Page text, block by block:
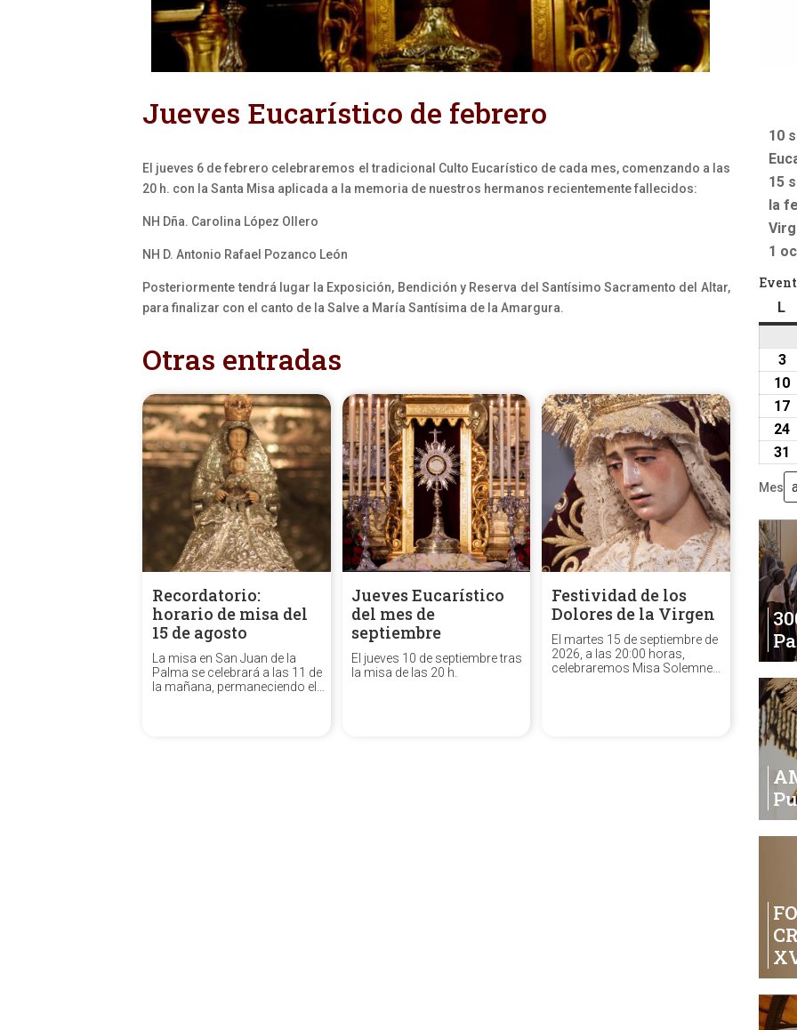
Jueves Eucarístico de febrero
El jueves 6 de febrero celebraremos el tradicional Culto Eucarístico de cada mes, comenzando a las
20 h. con la Santa Misa aplicada a la memoria de nuestros hermanos recientemente fallecidos:
NH Dña. Carolina López Ollero
NH D. Antonio Rafael Pozanco León
Posteriormente tendrá lugar la Exposición, Bendición y Reserva del Santísimo Sacramento del Altar,
para finalizar con el canto de la Salve a María Santísima de la Amargura.
Otras entradas
Recordatorio:
horario de misa del
15 de agosto
La misa en San Juan de la
Palma se celebrará a las 11 de
la mañana, permaneciendo el
Jueves Eucarístico
del mes de
septiembre
El jueves 10 de septiembre tras
la misa de las 20 h.
Festividad de los
Dolores de la Virgen
El martes 15 de septiembre de
2026, a las 20:00 horas,
celebraremos Misa Solemne
10
15
la
1
L
33
10
17
24
31
Mes